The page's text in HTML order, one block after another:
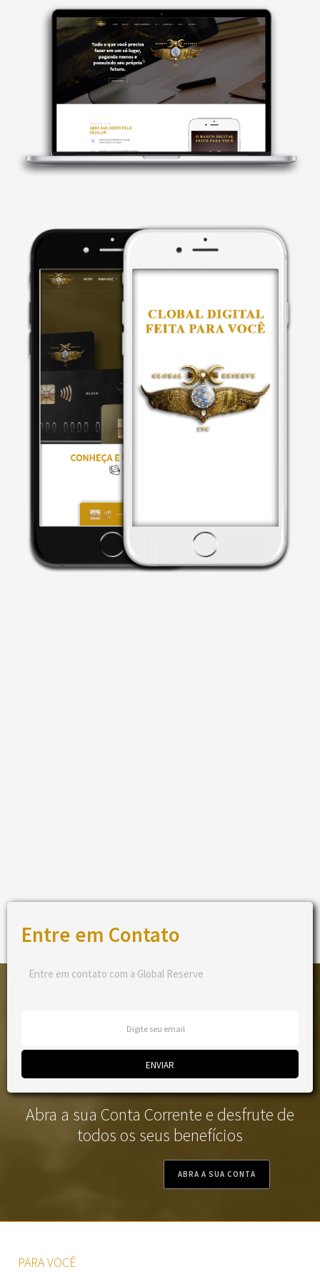
Entre em Contato
Entre em contato com a Global Reserve
Abra a sua Conta Corrente e desfrute de
todos os seus benefícios
ABRA A SUA CONTA
PARA VOCÊ